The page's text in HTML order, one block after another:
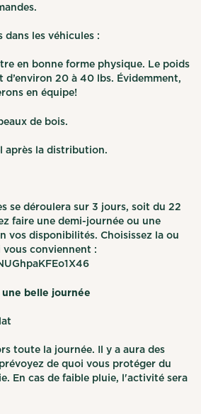
dans les véhicules :
en bonne forme physique. Le poids
d’environ 20 à 40 lbs. Évidemment,
en équipe!
de bois.
après la distribution.
se déroulera sur 3 jours, soit du 22
faire une demi-journée ou une
vos disponibilités. Choisissez la ou
vous conviennent :
belle journée
toute la journée. Il y a aura des
de quoi vous protéger du
En cas de faible pluie, l'activité sera